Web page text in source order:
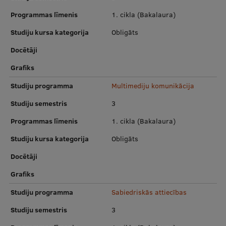
Pētniecības datu pārvaldība
Pētniecības platformas
Doktorantūras skola
Pētniecības pakalpojumi
Pētniecības projekti
Zinātnieku brokastis
Vertikāli integrētie projekti
Programmas līmenis
1. cikla (Bakalaura)
Studiju kursa kategorija
Obligāts
Docētāji
Grafiks
Studiju programma
Multimediju komunikācija
Studiju semestris
3
Programmas līmenis
1. cikla (Bakalaura)
Studiju kursa kategorija
Obligāts
Docētāji
Grafiks
Studiju programma
Sabiedriskās attiecības
Studiju semestris
3